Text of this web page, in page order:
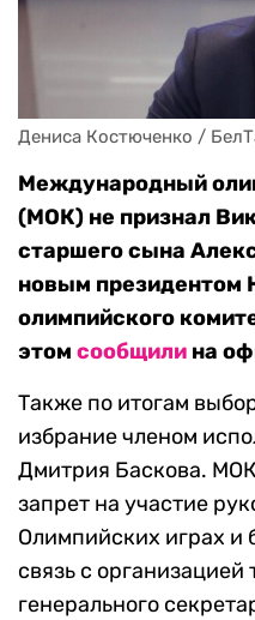
Дениса Костюченко /
Международный
(МОК) не признал
старшего сына
новым президентом
олимпийского
этом сообщили на
Также по итогам
избрание членом
Дмитрия Баскова.
запрет на участие
Олимпийских играх и
связь с организацией
генерального